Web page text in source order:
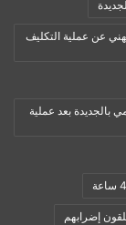
عن عملية التكليف
بالجديدة بعد عملية
إضرابهم